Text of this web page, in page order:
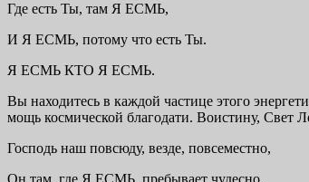
Где есть Ты, там Я ЕСМЬ,
И Я ЕСМЬ, потому что есть Ты.
Я ЕСМЬ КТО Я ЕСМЬ.
Вы находитесь в каждой частице этого
мощь космической благодати. Воистину, Свет
Господь наш повсюду, везде, повсеместно,